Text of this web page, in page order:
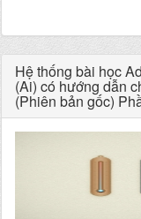
Hệ thống bài học
(Ai) có hướng dẫn
(Phiên bản gốc)